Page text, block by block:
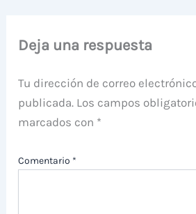
Deja una respuesta
Tu dirección de correo
publicada. Los campos
marcados con *
Comentario *